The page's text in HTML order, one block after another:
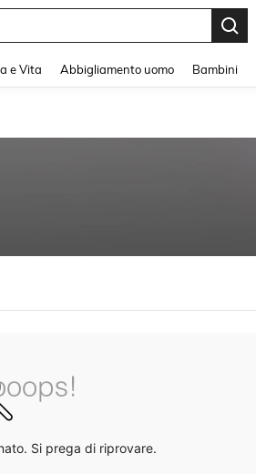
e Vita Abbigliamento uomo Bambini
Si prega di riprovare.